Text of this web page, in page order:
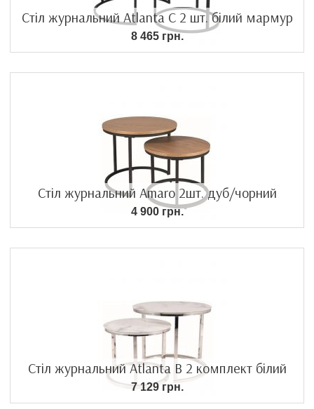
Стіл журнальний Atlanta C 2 шт. білий мармур
8 465 грн.
Стіл журнальний Amaro 2шт. дуб/чорний
4 900 грн.
Стіл журнальний Atlanta B 2 комплект білий
7 129 грн.